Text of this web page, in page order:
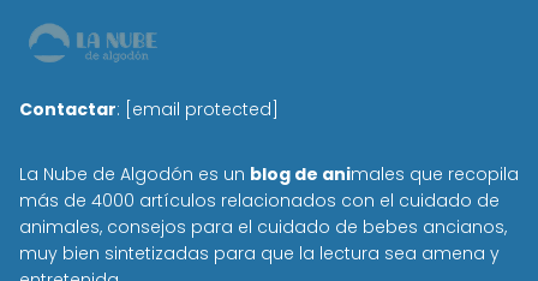
Contactar: [email protected]
La Nube de Algodón es un blog de animales que recopila
más de 4000 artículos relacionados con el cuidado de
animales, consejos para el cuidado de bebes ancianos,
muy bien sintetizadas para que la lectura sea amena y